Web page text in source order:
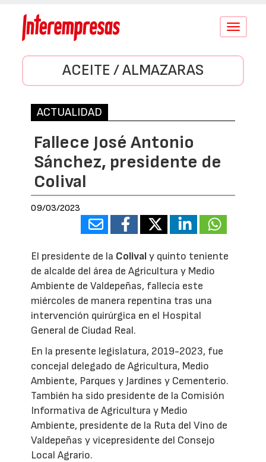
Conmutar
ACEITE / ALMAZARAS
ACTUALIDAD
Fallece José Antonio
Sánchez, presidente de
Colival
09/03/2023
El presidente de la Colivaly quinto teniente
de alcalde del área de Agricultura y Medio
Ambiente de Valdepeñas, fallecía este
miércoles de manera repentina tras una
intervención quirúrgica en el Hospital
General de Ciudad Real.
En la presente legislatura, 2019-2023, fue
concejal delegado de Agricultura, Medio
Ambiente, Parques y Jardines y Cementerio.
También ha sido presidente de la Comisión
Informativa de Agricultura y Medio
Ambiente, presidente de la Ruta del Vino de
Valdepeñas y vicepresidente del Consejo
Local Agrario.